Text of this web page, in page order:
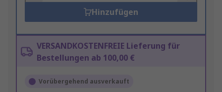
Hinzufügen
VERSANDKOSTENFREIE Lieferung für
Bestellungen ab 100,00 €
Vorübergehend ausverkauft